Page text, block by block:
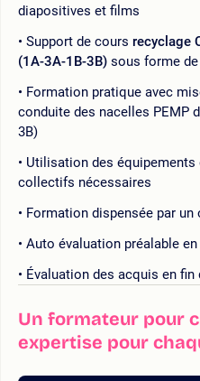
diapositives et films
Support de cours recyclage
(1A-3A-1B-3B) sous forme
Formation pratique avec
conduite des nacelles PEMP
3B)
Utilisation des
collectifs nécessaires
Formation dispensée par
Auto évaluation préalable
Évaluation des acquis en
Un formateur pour
expertise pour